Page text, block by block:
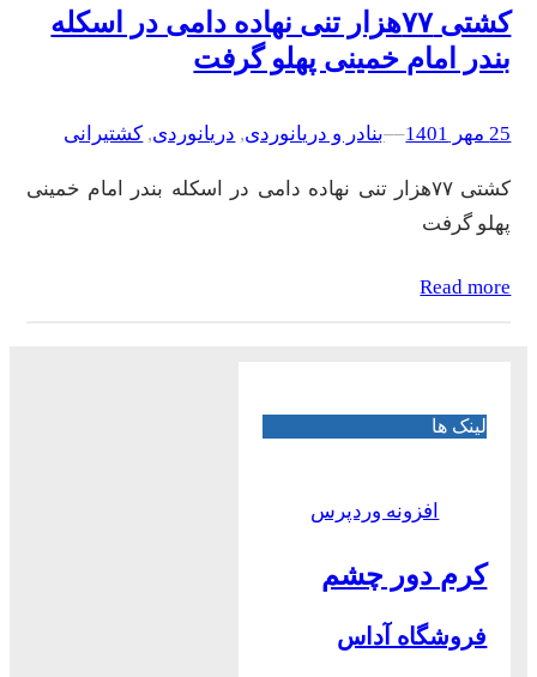
کشتی ۷۷هزار تنی نهاده دامی در اسکله
بندر امام خمینی پهلو گرفت
25 مهر 1401 –
–بنادر و دریانوردی, دریانوردی, کشتیرانی
کشتی ۷۷هزار تنی نهاده دامی در اسکله بندر امام خمینی
پهلو گرفت
Read more
لینک ها
افزونه وردپرس
کرم دور چشم
فروشگاه آداس